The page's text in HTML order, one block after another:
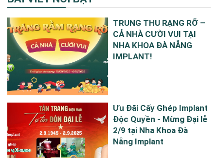
TRUNG THU RẠNG RỠ –
CẢ NHÀ CƯỜI VUI TẠI
NHA KHOA ĐÀ NẴNG
IMPLANT!
Ưu Đãi Cấy Ghép Implant
Độc Quyền - Mừng Đại lễ
2/9 tại Nha Khoa Đà
Nẵng Implant